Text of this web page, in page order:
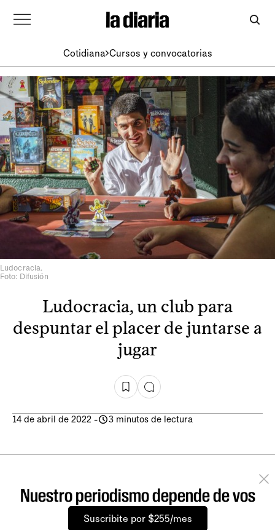
Cotidiana Cursos y convocatorias
Ludocracia.
Foto: Difusión
Ludocracia, un club para
despuntar el placer de juntarse a
jugar
14 de abril de 2022 - 3 minutos de lectura
Nuestro periodismo depende de vos
Suscribite por $255/mes